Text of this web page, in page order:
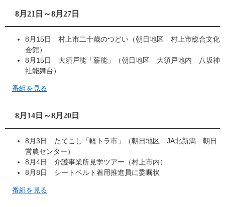
8月21日～8月27日
8月15日 村上市二十歳のつどい（朝日地区 村上市総合文化
会館）
8月15日 大須戸能「薪能」（朝日地区 大須戸地内 八坂神
社能舞台）
番組を見る
8月14日～8月20日
8月3日 たてこし「軽トラ市」（朝日地区 JA北新潟 朝日
営農センター）
8月4日 介護事業所見学ツアー（村上市内）
8月8日 シートベルト着用推進員に委嘱状
番組を見る